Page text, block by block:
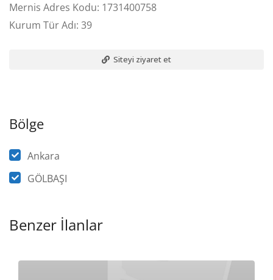
Mernis Adres Kodu: 1731400758
Kurum Tür Adı: 39
Siteyi ziyaret et
Bölge
Ankara
GÖLBAŞI
Benzer İlanlar